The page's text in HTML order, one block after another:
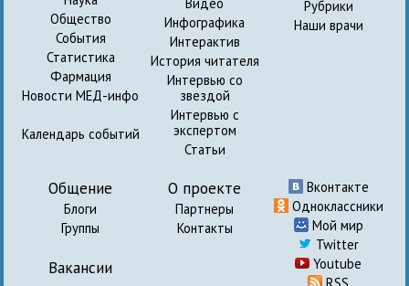
Общество
События
Статистика
Фармация
Новости МЕД-инфо
Календарь событий
Инфографика
Интерактив
История читателя
Интервью со
звездой
Интервью с
экспертом
Статьи
Рубрики
Наши врачи
Общение
Блоги
Группы
Вакансии
О проекте
Партнеры
Контакты
Вконтакте
Одноклассники
Мой мир
Twitter
Youtube
RSS